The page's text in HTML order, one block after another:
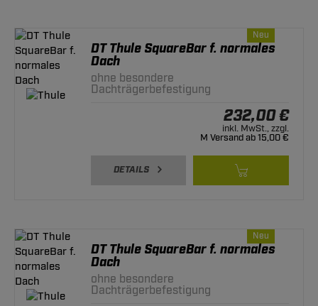
Neu
DT Thule SquareBar f. normales
Dach
ohne besondere
Dachträgerbefestigung
232,00 €
inkl. MwSt., zzgl.
M Versand ab 15,00 €
DETAILS
Neu
DT Thule SquareBar f. normales
Dach
ohne besondere
Dachträgerbefestigung